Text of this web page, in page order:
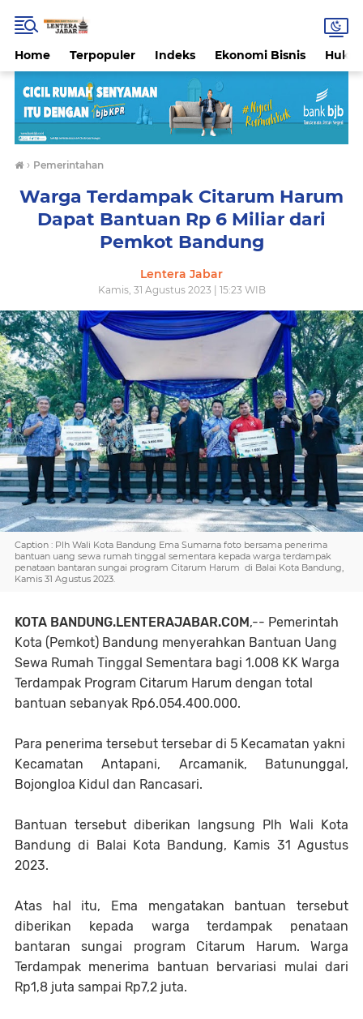
Home Terpopuler Indeks Ekonomi Bisnis
› Pemerintahan
Warga Terdampak Citarum Harum
Dapat Bantuan Rp 6 Miliar dari
Pemkot Bandung
Lentera Jabar
Kamis, 31 Agustus 2023 | 15:23 WIB
Caption : Plh Wali Kota Bandung Ema Sumarna foto bersama penerima
bantuan uang sewa rumah tinggal sementara kepada warga terdampak
penataan bantaran sungai program Citarum Harum di Balai Kota Bandung,
Kamis 31 Agustus 2023.
KOTA BANDUNG.LENTERAJABAR.COM,-- Pemerintah
Kota (Pemkot) Bandung menyerahkan Bantuan Uang
Sewa Rumah Tinggal Sementara bagi 1.008 KK Warga
Terdampak Program Citarum Harum dengan total
bantuan sebanyak Rp6.054.400.000.
Para penerima tersebut tersebar di 5 Kecamatan yakni
Kecamatan Antapani, Arcamanik, Batununggal,
Bojongloa Kidul dan Rancasari.
Bantuan tersebut diberikan langsung Plh Wali Kota
Bandung di Balai Kota Bandung, Kamis 31 Agustus
2023.
Atas hal itu, Ema mengatakan bantuan tersebut
diberikan kepada warga terdampak penataan
bantaran sungai program Citarum Harum. Warga
Terdampak menerima bantuan bervariasi mulai dari
Rp1,8 juta sampai Rp7,2 juta.